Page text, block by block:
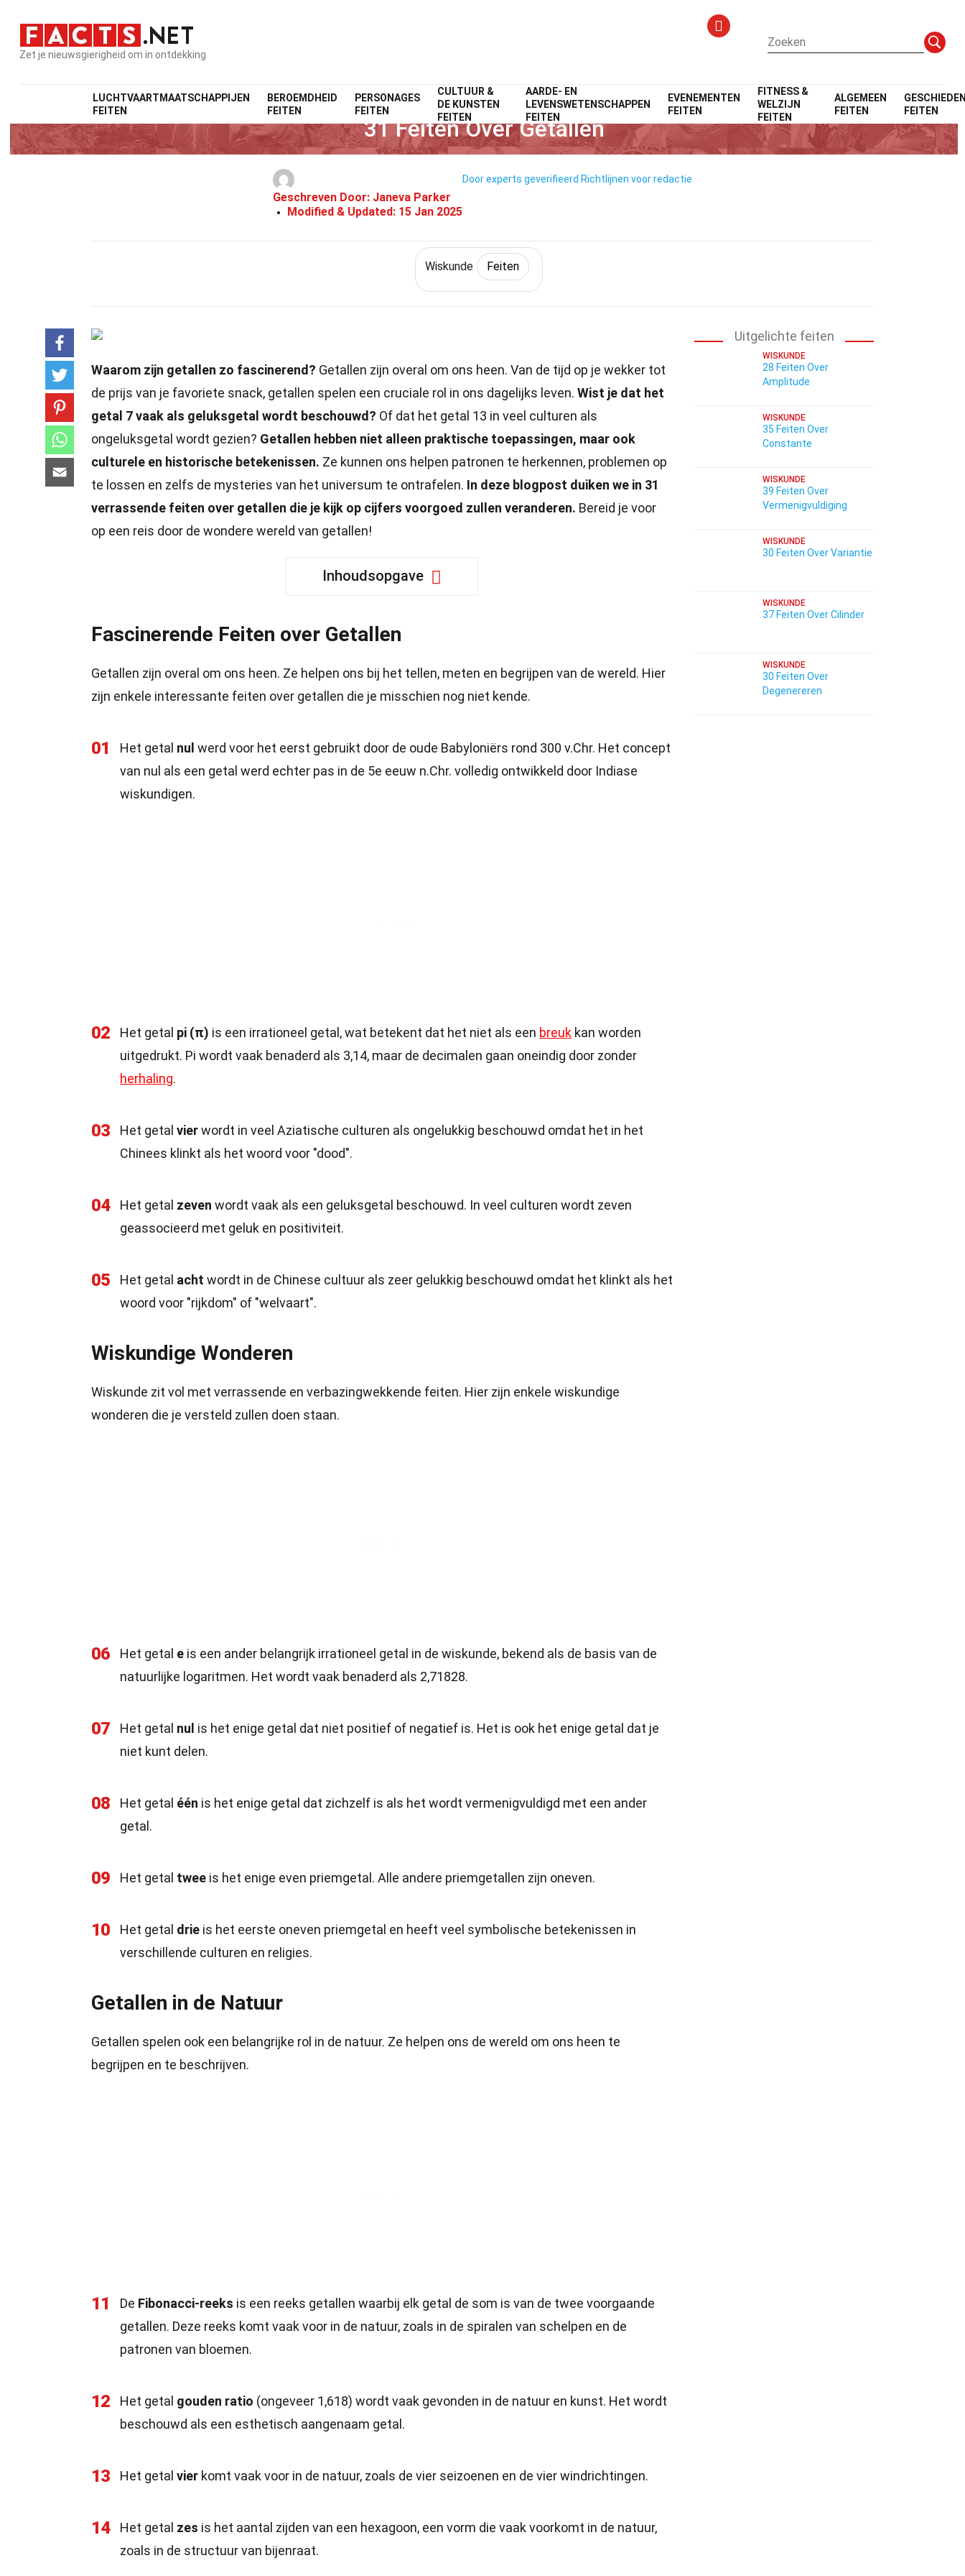
Zet je nieuwsgierigheid om in ontdekking
LUCHTVAARTMAATSCHAPPIJEN
FEITEN
BEROEMDHEID
FEITEN
PERSONAGES
FEITEN
CULTUUR &
DE KUNSTEN
FEITEN
AARDE- EN
LEVENSWETENSCHAPPEN
FEITEN
EVENEMENTEN
FEITEN
FITNESS &
WELZIJN
FEITEN
ALGEMEEN
FEITEN
FEITEN
Home Wiskunde & LogicaFeiten WiskundeFeiten
31 Feiten Over Getallen
Geschreven Door: Janeva Parker
Modified & Updated: 15 Jan 2025
Door experts geverifieerd Richtlijnen voor redactie
Wiskunde Feiten
Waarom zijn getallen zo fascinerend? Getallen zijn overal om ons heen. Van de tijd op je wekker tot
de prijs van je favoriete snack, getallen spelen een cruciale rol in ons dagelijks leven. Wist je dat het
getal 7 vaak als geluksgetal wordt beschouwd? Of dat het getal 13 in veel culturen als
ongeluksgetal wordt gezien? Getallen hebben niet alleen praktische toepassingen, maar ook
culturele en historische betekenissen. Ze kunnen ons helpen patronen te herkennen, problemen op
te lossen en zelfs de mysteries van het universum te ontrafelen. In deze blogpost duiken we in 31
verrassende feiten over getallen die je kijk op cijfers voorgoed zullen veranderen. Bereid je voor
op een reis door de wondere wereld van getallen!
Inhoudsopgave
Fascinerende Feiten over Getallen
Getallen zijn overal om ons heen. Ze helpen ons bij het tellen, meten en begrijpen van de wereld. Hier
zijn enkele interessante feiten over getallen die je misschien nog niet kende.
01 Het getal nul werd voor het eerst gebruikt door de oude Babyloniërs rond 300 v.Chr. Het concept
van nul als een getal werd echter pas in de 5e eeuw n.Chr. volledig ontwikkeld door Indiase
wiskundigen.
02 Het getal pi (π) is een irrationeel getal, wat betekent dat het niet als een breuk kan worden
uitgedrukt. Pi wordt vaak benaderd als 3,14, maar de decimalen gaan oneindig door zonder
herhaling.
03 Het getal vierwordt in veel Aziatische culturen als ongelukkig beschouwd omdat het in het
Chinees klinkt als het woord voor "dood".
04 Het getal zeven wordt vaak als een geluksgetal beschouwd. In veel culturen wordt zeven
geassocieerd met geluk en positiviteit.
05 Het getal acht wordt in de Chinese cultuur als zeer gelukkig beschouwd omdat het klinkt als het
woord voor "rijkdom" of "welvaart".
Wiskundige Wonderen
Wiskunde zit vol met verrassende en verbazingwekkende feiten. Hier zijn enkele wiskundige
wonderen die je versteld zullen doen staan.
06 Het getal e is een ander belangrijk irrationeel getal in de wiskunde, bekend als de basis van de
natuurlijke logaritmen. Het wordt vaak benaderd als 2,71828.
07 Het getal nul is het enige getal dat niet positief of negatief is. Het is ook het enige getal dat je
niet kunt delen.
08 Het getal één is het enige getal dat zichzelf is als het wordt vermenigvuldigd met een ander
getal.
09 Het getal twee is het enige even priemgetal. Alle andere priemgetallen zijn oneven.
10 Het getal drie is het eerste oneven priemgetal en heeft veel symbolische betekenissen in
verschillende culturen en religies.
Getallen in de Natuur
Getallen spelen ook een belangrijke rol in de natuur. Ze helpen ons de wereld om ons heen te
begrijpen en te beschrijven.
11 De Fibonacci-reeks is een reeks getallen waarbij elk getal de som is van de twee voorgaande
getallen. Deze reeks komt vaak voor in de natuur, zoals in de spiralen van schelpen en de
patronen van bloemen.
12 Het getal gouden ratio (ongeveer 1,618) wordt vaak gevonden in de natuur en kunst. Het wordt
beschouwd als een esthetisch aangenaam getal.
13 Het getal vier komt vaak voor in de natuur, zoals de vier seizoenen en de vier windrichtingen.
14 Het getal zes is het aantal zijden van een hexagoon, een vorm die vaak voorkomt in de natuur,
zoals in de structuur van bijenraat.
Uitgelichte feiten
WISKUNDE
28 Feiten Over
Amplitude
WISKUNDE
35 Feiten Over
Constante
WISKUNDE
39 Feiten Over
Vermenigvuldiging
WISKUNDE
30 Feiten Over Variantie
WISKUNDE
37 Feiten Over Cilinder
WISKUNDE
30 Feiten Over
Degenereren